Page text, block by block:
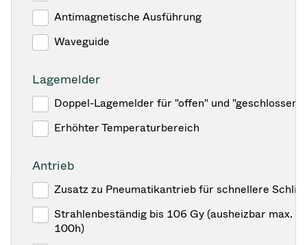
Antimagnetische Ausführung
Waveguide
Lagemelder
Doppel-Lagemelder für "offen" und "geschlossen"
Erhöhter Temperaturbereich
Antrieb
Zusatz zu Pneumatikantrieb für schnellere
Strahlenbeständig bis 106 Gy (ausheizbar max.
100h)